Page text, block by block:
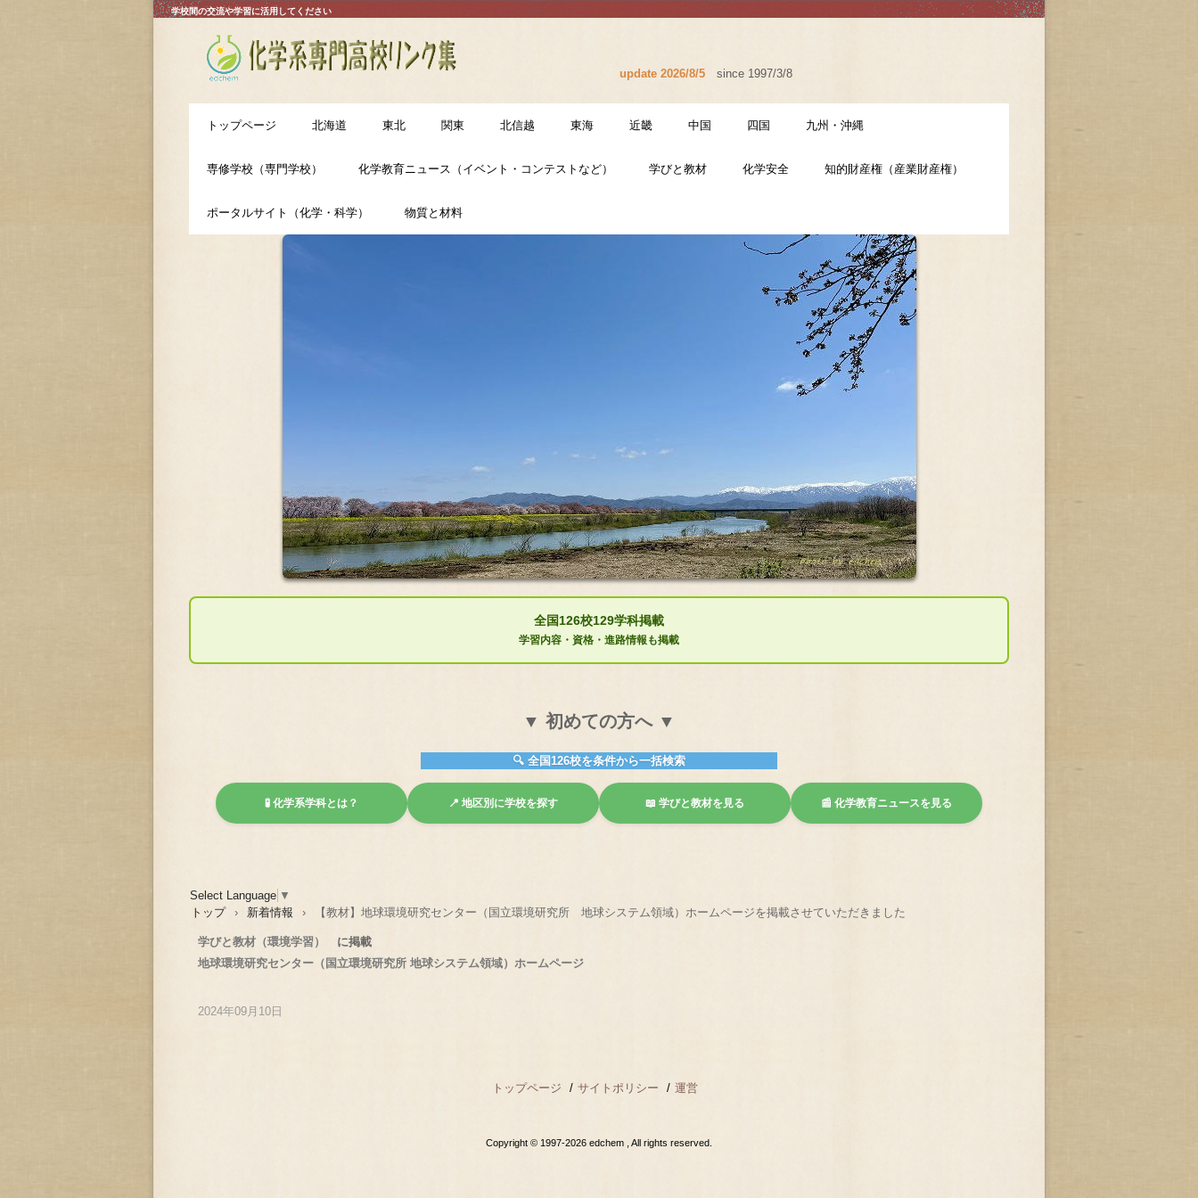
学校間の交流や学習に活用してください
update 2026/8/5 since 1997/3/8
トップページ 北海道 東北 関東 北信越 東海 近畿 中国 四国 九州・沖縄
専修学校（専門学校） 化学教育ニュース（イベント・コンテストなど） 学びと教材 化学安全 知的財産権（産業財産権）
ポータルサイト（化学・科学） 物質と材料
全国126校129学科掲載
学習内容・資格・進路情報も掲載
▼ 初めての方へ ▼
🔍 全国126校を条件から一括検索
🧪 化学系学科とは？ 📍 地区別に学校を探す 📖 学びと教材を見る 📰 化学教育ニュースを見る
Select Language ▼
トップ
› 新着情報 › 【教材】地球環境研究センター（国立環境研究所 地球システム領域）ホームページを掲載させていただきました
学びと教材（環境学習）
に掲載
地球環境研究センター（国立環境研究所 地球システム領域）ホームページ
2024年09月10日
トップページ サイトポリシー 運営
Copyright © 1997-2026 edchem , All rights reserved.